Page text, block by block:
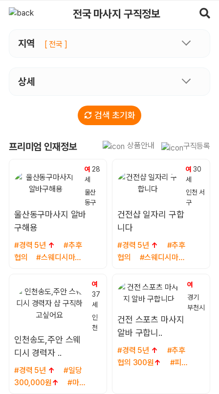
전국 마사지 구직정보
지역 [ 전국 ]
상세
검색 초기화
프리미엄 인재정보 상품안내 구직등록
여 28
세
울산
동구
울산동구마사지 알바
구해용
#경력 5년 ↑
#추후
협의
#스웨디시마사
여 30
세
인천 서
구
건전샵 일자리 구합
니다
#경력 5년 ↑
#추후
협의
#스웨디시마사
여
37
세
인
천
인천송도,주안 스웨
디시 경력자 ..
#경력 5년 ↑
#일당
300,000원↑
#마사
여
경기
부천시
건전 스포츠 마사지
알바 구합니..
#경력 5년 ↑
#추후
협의 300원↑
#피부